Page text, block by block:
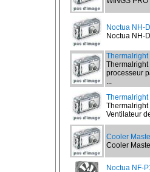
Noctua NH-
Noctua NH-
Thermalright
Thermalright
processeur
...
Thermalright
Ventilateur
Cooler
Cooler
Noctua NF-